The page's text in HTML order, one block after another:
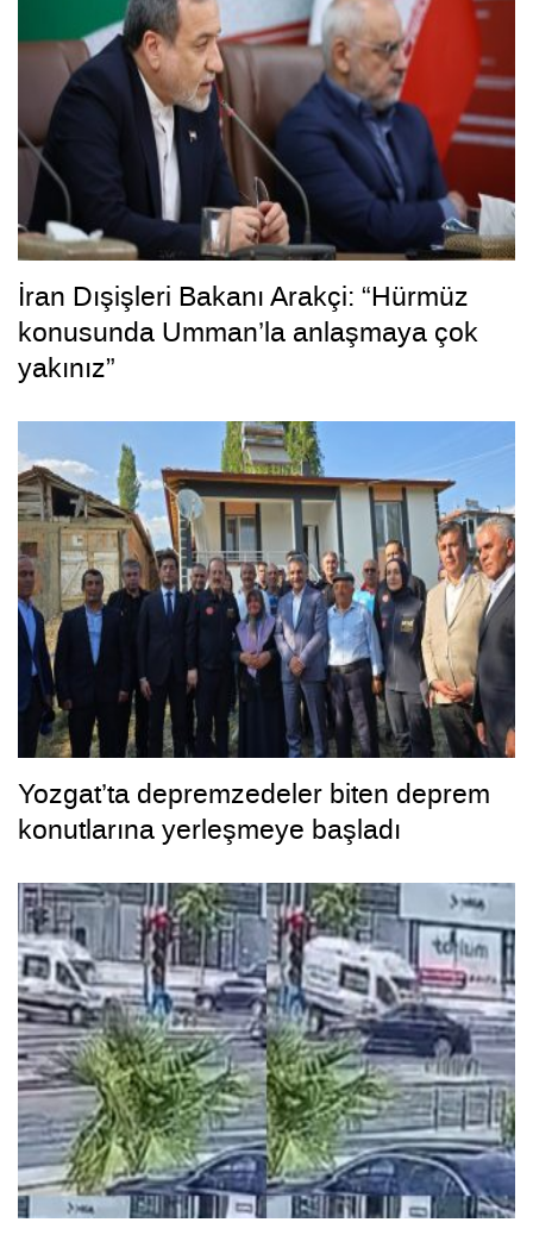
İran Dışişleri Bakanı Arakçi: “Hürmüz
konusunda Umman’la anlaşmaya çok
yakınız”
Yozgat’ta depremzedeler biten deprem
konutlarına yerleşmeye başladı